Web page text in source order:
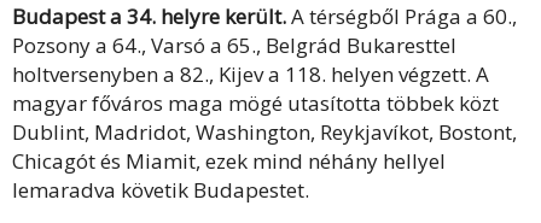
Budapest a 34. helyre került.A térségből Prága a 60.,
Pozsony a 64., Varsó a 65., Belgrád Bukaresttel
holtversenyben a 82., Kijev a 118. helyen végzett. A
magyar főváros maga mögé utasította többek közt
Dublint, Madridot, Washington, Reykjavíkot, Bostont,
Chicagót és Miamit, ezek mind néhány hellyel
lemaradva követik Budapestet.